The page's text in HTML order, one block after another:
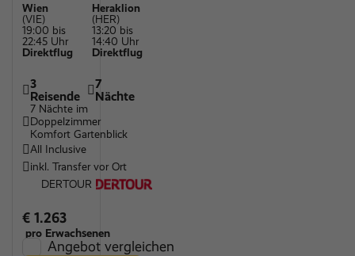
Wien
(VIE)
19:00 bis
22:45 Uhr
Direktflug
Heraklion
(HER)
13:20 bis
14:40 Uhr
Direktflug
3
Reisende
7
Nächte
7 Nächte im
Doppelzimmer
Komfort Gartenblick
All Inclusive
inkl. Transfer vor Ort
DERTOUR
€ 1.263
pro Erwachsenen
Angebot vergleichen